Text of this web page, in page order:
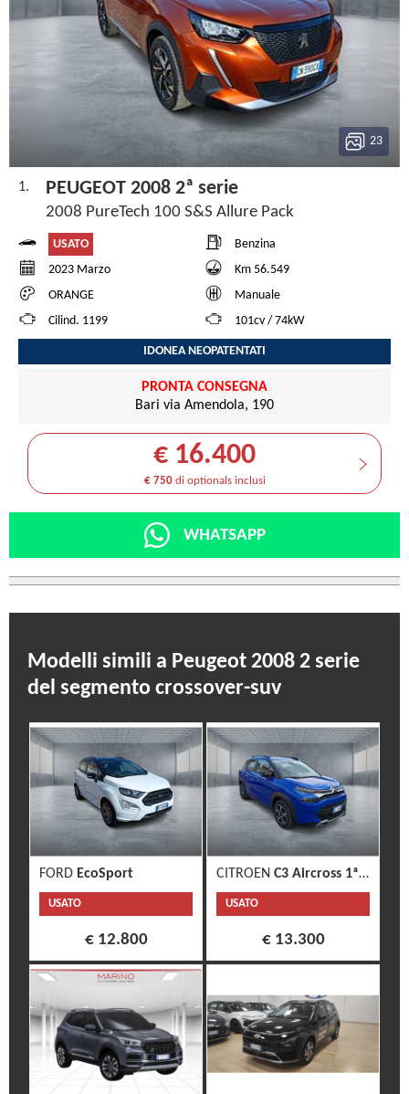
23
1. PEUGEOT 2008 2ª serie
2008 PureTech 100 S&S Allure Pack
USATO
Benzina
2023 Marzo
Km 56.549
ORANGE
Manuale
Cilind. 1199
101cv / 74kW
IDONEA NEOPATENTATI
PRONTA CONSEGNA
Bari via Amendola, 190
€ 16.400
€ 750di optionals inclusi
WHATSAPP
Modelli simili a Peugeot 2008 2 serie
del segmento crossover-suv
FORD EcoSport
USATO
€ 12.800
CITROEN C3 Aircross 1ª s.
USATO
€ 13.300